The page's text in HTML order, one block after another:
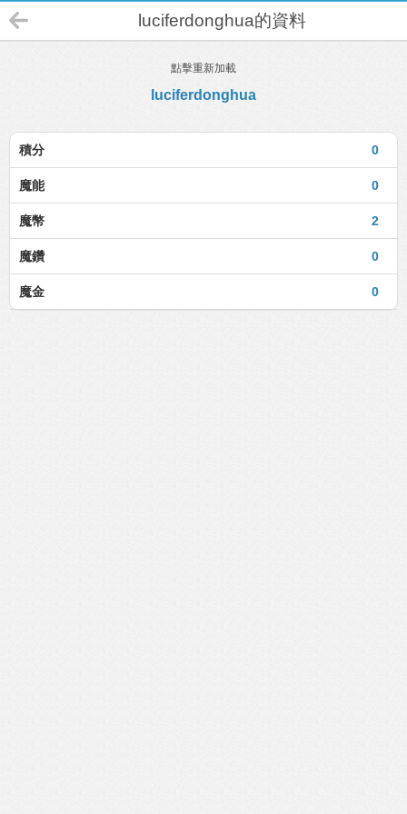
luciferdonghua的資料
點擊重新加載
luciferdonghua
0
積分
0
魔能
2
魔幣
0
魔鑽
0
魔金